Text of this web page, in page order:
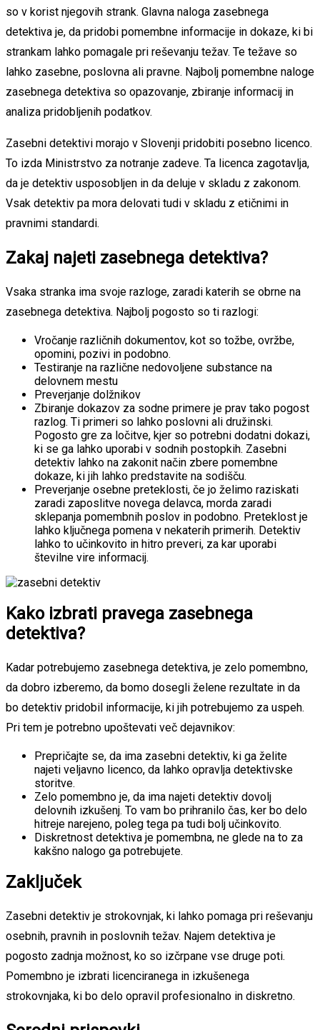
so v korist njegovih strank. Glavna naloga zasebnega
detektiva je, da pridobi pomembne informacije in dokaze, ki bi
strankam lahko pomagale pri reševanju težav. Te težave so
lahko zasebne, poslovna ali pravne. Najbolj pomembne naloge
zasebnega detektiva so opazovanje, zbiranje informacij in
analiza pridobljenih podatkov.
Zasebni detektivi morajo v Slovenji pridobiti posebno licenco.
To izda Ministrstvo za notranje zadeve. Ta licenca zagotavlja,
da je detektiv usposobljen in da deluje v skladu z zakonom.
Vsak detektiv pa mora delovati tudi v skladu z etičnimi in
pravnimi standardi.
Zakaj najeti zasebnega detektiva?
Vsaka stranka ima svoje razloge, zaradi katerih se obrne na
zasebnega detektiva. Najbolj pogosto so ti razlogi:
Vročanje različnih dokumentov, kot so tožbe, ovržbe,
opomini, pozivi in podobno.
Testiranje na različne nedovoljene substance na
delovnem mestu
Preverjanje dolžnikov
Zbiranje dokazov za sodne primere je prav tako pogost
razlog. Ti primeri so lahko poslovni ali družinski.
Pogosto gre za ločitve, kjer so potrebni dodatni dokazi,
ki se ga lahko uporabi v sodnih postopkih. Zasebni
detektiv lahko na zakonit način zbere pomembne
dokaze, ki jih lahko predstavite na sodišču.
Preverjanje osebne preteklosti, če jo želimo raziskati
zaradi zaposlitve novega delavca, morda zaradi
sklepanja pomembnih poslov in podobno. Preteklost je
lahko ključnega pomena v nekaterih primerih. Detektiv
lahko to učinkovito in hitro preveri, za kar uporabi
številne vire informacij.
Kako izbrati pravega zasebnega
detektiva?
Kadar potrebujemo zasebnega detektiva, je zelo pomembno,
da dobro izberemo, da bomo dosegli želene rezultate in da
bo detektiv pridobil informacije, ki jih potrebujemo za uspeh.
Pri tem je potrebno upoštevati več dejavnikov:
Prepričajte se, da ima zasebni detektiv, ki ga želite
najeti veljavno licenco, da lahko opravlja detektivske
storitve.
Zelo pomembno je, da ima najeti detektiv dovolj
delovnih izkušenj. To vam bo prihranilo čas, ker bo delo
hitreje narejeno, poleg tega pa tudi bolj učinkovito.
Diskretnost detektiva je pomembna, ne glede na to za
kakšno nalogo ga potrebujete.
Zaključek
Zasebni detektiv je strokovnjak, ki lahko pomaga pri reševanju
osebnih, pravnih in poslovnih težav. Najem detektiva je
pogosto zadnja možnost, ko so izčrpane vse druge poti.
Pomembno je izbrati licenciranega in izkušenega
strokovnjaka, ki bo delo opravil profesionalno in diskretno.